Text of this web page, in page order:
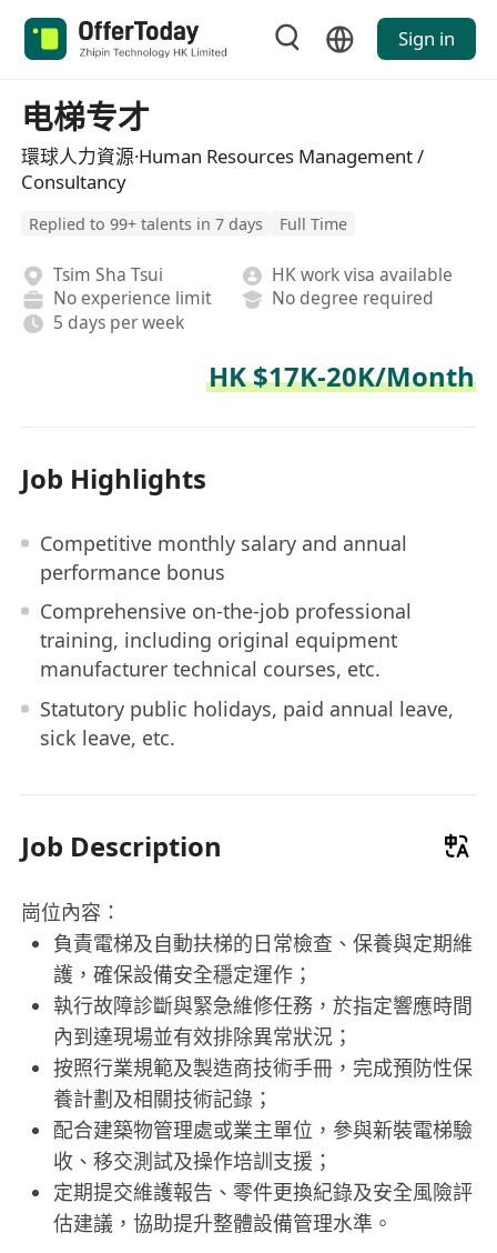
Sign in
电梯专才
環球人力資源·Human Resources Management /
Consultancy
Replied to 99+ talents in 7 days Full Time
Tsim Sha Tsui
HK work visa available
No experience limit
No degree required
5 days per week
HK $17K-20K/Month
Job Highlights
Competitive monthly salary and annual
performance bonus
Comprehensive on-the-job professional
training, including original equipment
manufacturer technical courses, etc.
Statutory public holidays, paid annual leave,
sick leave, etc.
Job Description
崗位內容：
負責電梯及自動扶梯的日常檢查、保養與定期維
護，確保設備安全穩定運作；
執行故障診斷與緊急維修任務，於指定響應時間
內到達現場並有效排除異常狀況；
按照行業規範及製造商技術手冊，完成預防性保
養計劃及相關技術記錄；
配合建築物管理處或業主單位，參與新裝電梯驗
收、移交測試及操作培訓支援；
定期提交維護報告、零件更換紀錄及安全風險評
估建議，協助提升整體設備管理水準。